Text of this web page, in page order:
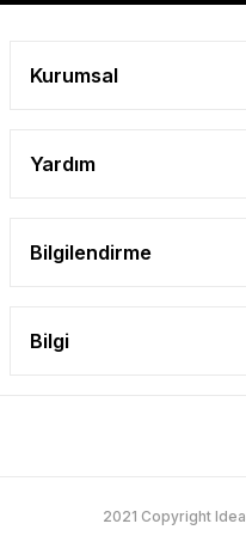
Kurumsal
Yardım
Bilgilendirme
Bilgi
2021 Copyright